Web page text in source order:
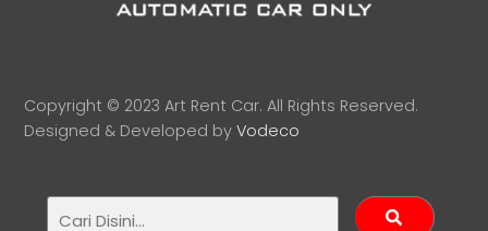
Copyright © 2023 Art Rent Car. All Rights Reserved.
Designed & Developed byVodeco